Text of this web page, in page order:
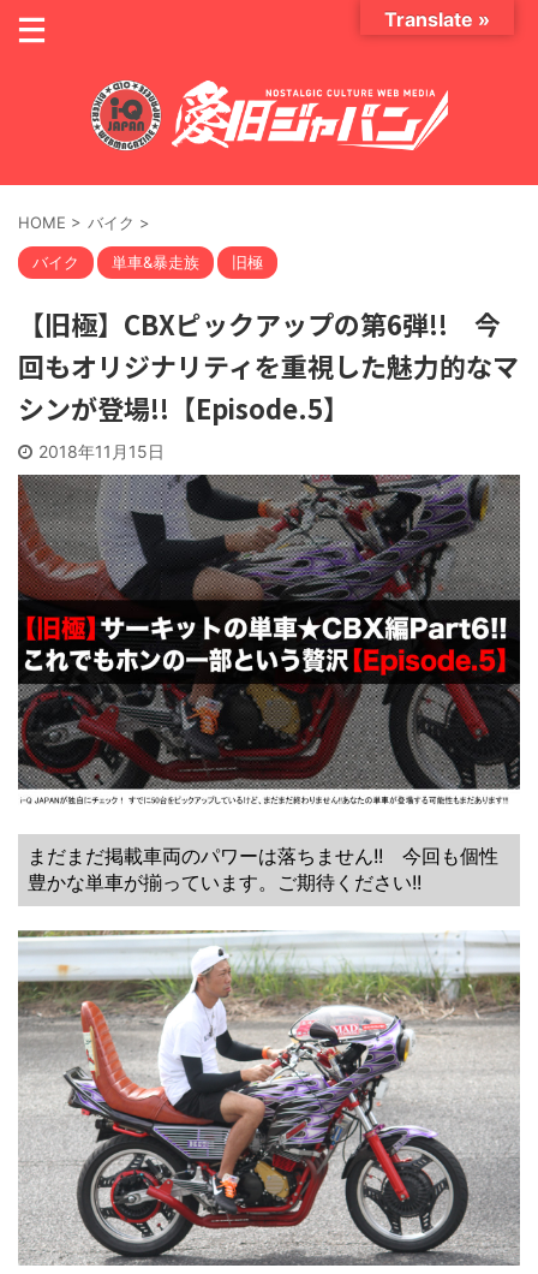
HOME > バイク >
バイク 単車&暴走族 旧極
【旧極】CBXピックアップの第6弾!! 今
回もオリジナリティを重視した魅力的なマ
シンが登場!!【Episode.5】
2018年11月15日
まだまだ掲載車両のパワーは落ちません!! 今回も個性
豊かな単車が揃っています。ご期待ください!!
Translate »